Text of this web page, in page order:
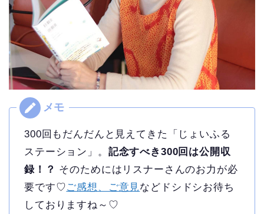
300回もだんだんと見えてきた「じょいふる
ステーション」。 記念すべき300回は公開収
録！？ そのためにはリスナーさんのお力が必
要です♡ご感想、ご意見などドシドシお待ち
しておりますね～♡